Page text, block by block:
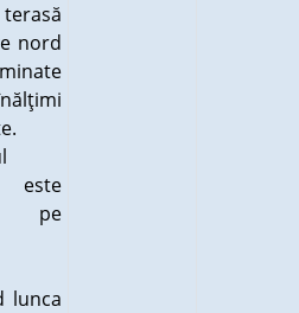
nord
este
pe
lunca